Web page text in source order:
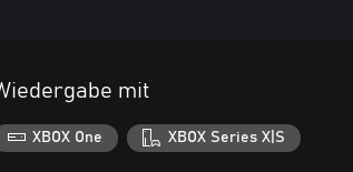
mit
XBOX One XBOX Series X|S